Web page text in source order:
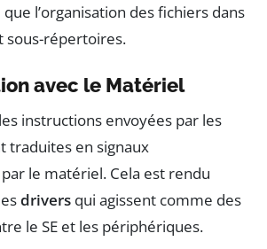
l’organisation des fichiers dans
sous-répertoires.
avec le Matériel
instructions envoyées par les
traduites en signaux
le matériel. Cela est rendu
drivers qui agissent comme des
le SE et les périphériques.